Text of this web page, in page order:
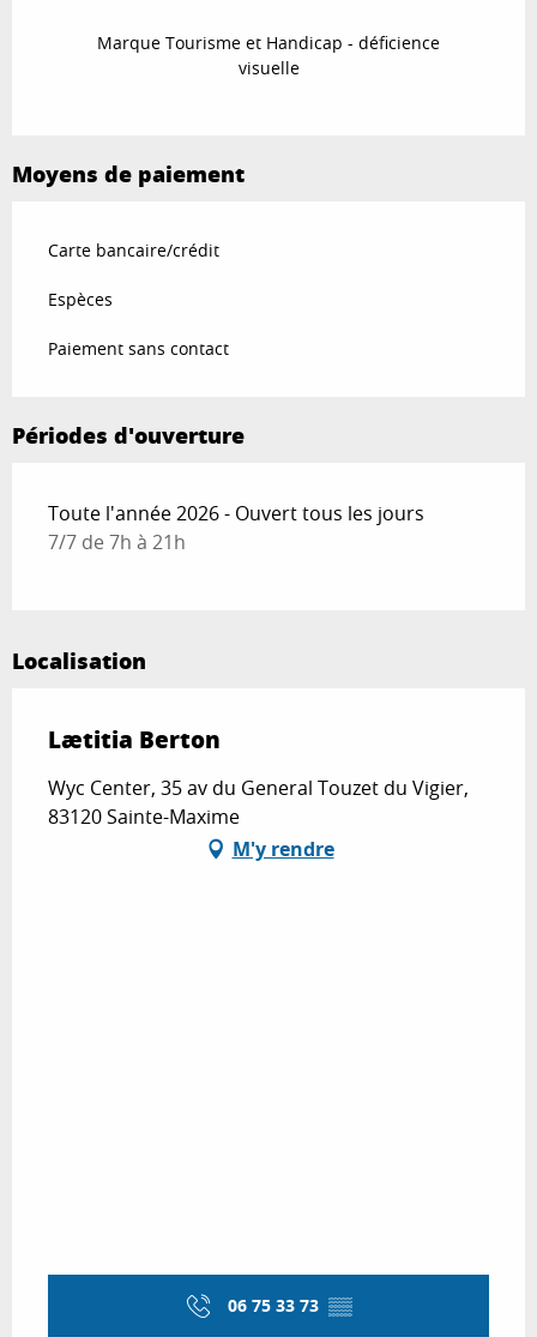
Marque Tourisme et Handicap - déficience
visuelle
Moyens de paiement
Carte bancaire/crédit
Espèces
Paiement sans contact
Périodes d'ouverture
Toute l'année 2026 - Ouvert tous les jours
7/7 de 7h à 21h
Localisation
Lætitia Berton
Wyc Center, 35 av du General Touzet du Vigier,
83120 Sainte-Maxime
M'y rendre
06 75 33 73 ▒▒